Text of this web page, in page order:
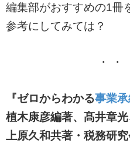
編集部がおすすめの1冊
参考にしてみては？
・ ・
『ゼロからわかる事業
植木康彦編著、髙井章
上原久和共著 ・ 税務研